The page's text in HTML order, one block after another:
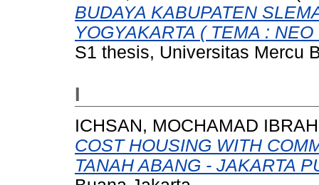
BUDAYA KABUPATEN
YOGYAKARTA ( TEMA :
S1 thesis, Universitas Mercu
I
ICHSAN, MOCHAMAD
COST HOUSING WITH
TANAH ABANG - JAKARTA